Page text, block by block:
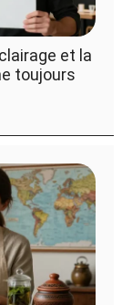
et la
toujours